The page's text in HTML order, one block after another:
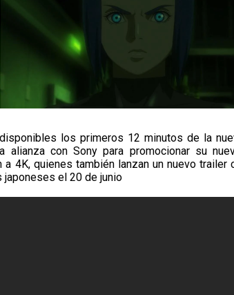
los primeros 12 minutos de la
alianza con Sony para promocionar su
a 4K, quienes también lanzan un nuevo trailer
el 20 de junio